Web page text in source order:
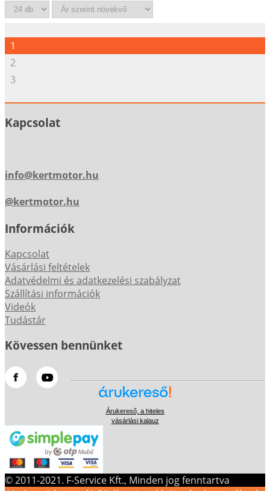
1
2
3
Kapcsolat
info@kertmotor.hu
@kertmotor.hu
Információk
Kapcsolat
Vásárlási feltételek
Adatvédelmi és adatkezelési szabályzat
Szállítási információk
Videók
Tudástár
Kövessen bennünket
Árukereső, a hiteles
vásárlási kalauz
© 2011-2021. F-Service Kft., Minden jog fenntartva